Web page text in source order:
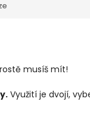
musíš mít!
Využití je dvojí,